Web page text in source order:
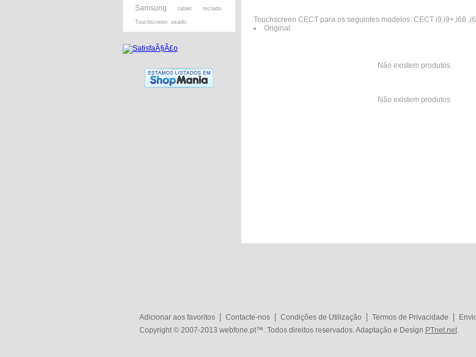
Samsung tablet teclado
Touchscreen usado
Touchscreen CECT para os seguintes modelos: CECT i9,i9+,i68
Original
Não existem produtos
Não existem produtos
Adicionar aos favoritos Contacte-nos Condições de Utilização Termos de Privacidade
Copyright © 2007-2013 webfone.pt™. Todos direitos reservados. Adaptação e Design PTnet.net